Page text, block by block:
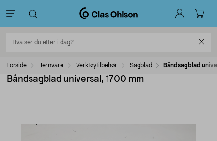
Forside Jernvare Verktøytilbehør Sagblad Båndsagblad
Båndsagblad universal, 1700 mm